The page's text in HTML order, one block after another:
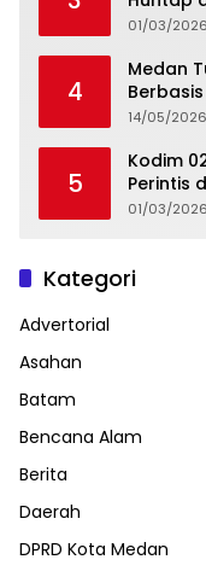
01/03/2026
4
Medan
14/05/2026
5
Kodim
Perintis
01/03/2026
Kategori
Advertorial
Asahan
Batam
Bencana Alam
Berita
Daerah
DPRD Kota Medan